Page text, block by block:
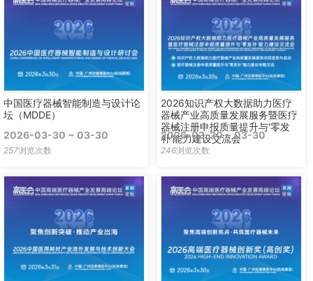
中国医疗器械智能制造与设计论
坛（MDDE）
2026-03-30 ~ 03-30
257浏览次数
2026知识产权大数据助力医疗
器械产业高质量发展服务暨医疗
器械注册申报质量提升与'零发
补'能力建设交流会
2026-03-30 ~ 03-30
246浏览次数